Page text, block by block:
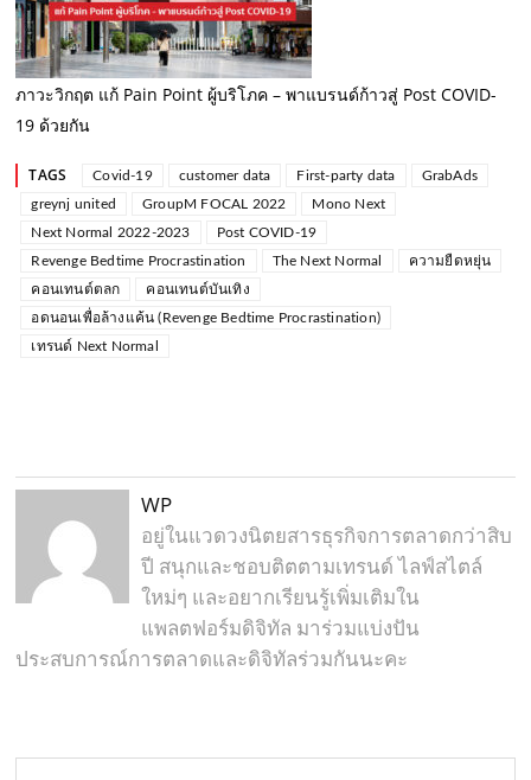
ภาวะวิกฤต แก้ Pain Point ผู้บริโภค – พาแบรนด์ก้าวสู่ Post COVID-
19 ด้วยกัน
TAGS Covid-19 customer data First-party data
GrabAds
greynj united
GroupM FOCAL 2022
Mono Next
Next Normal 2022-2023
Post COVID-19
Revenge Bedtime Procrastination
The Next Normal
ความยืดหยุ่น
คอนเทนต์ตลก
คอนเทนต์บันเทิง
อดนอนเพื่อล้างแค้น (Revenge Bedtime Procrastination)
เทรนด์ Next Normal
WP
อยู่ในแวดวงนิตยสารธุรกิจการตลาดกว่าสิบ
ปี สนุกและชอบติตตามเทรนด์ ไลฟ์สไตล์
ใหม่ๆ และอยากเรียนรู้เพิ่มเติมใน
แพลตฟอร์มดิจิทัล มาร่วมแบ่งปัน
ประสบการณ์การตลาดและดิจิทัลร่วมกันนะคะ